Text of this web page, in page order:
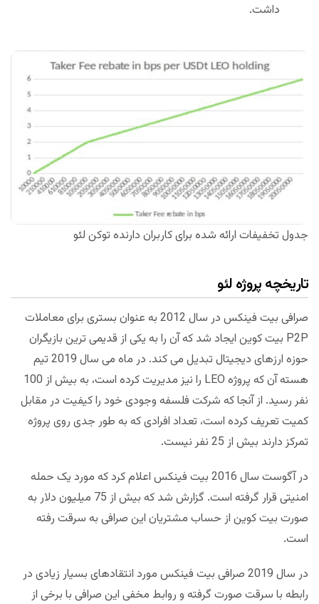
داشت.
جدول تخفیفات ارائه شده برای کاربران دارنده توکن لئو
تاریخچه پروژه لئو
صرافی بیت فینکس در سال 2012 به عنوان بستری برای معاملات
P2P بیت کوین ایجاد شد که آن را به یکی از قدیمی ترین بازیگران
حوزه ارزهای دیجیتال تبدیل می کند. در ماه می سال 2019 تیم
هسته آن که پروژه LEO را نیز مدیریت کرده است، به بیش از 100
نفر رسید. از آنجا که شرکت فلسفه وجودی خود را کیفیت در مقابل
کمیت تعریف کرده است، تعداد افرادی که به طور جدی روی پروژه
تمرکز دارند بیش از 25 نفر نیست.
در آگوست سال 2016 بیت فینکس اعلام کرد که مورد یک حمله
امنیتی قرار گرفته است. گزارش شد که بیش از 75 میلیون دلار به
صورت بیت کوین از حساب مشتریان این صرافی به سرقت رفته
است.
در سال 2019 صرافی بیت فینکس مورد انتقادهای بسیار زیادی در
رابطه با سرقت صورت گرفته و روابط مخفی این صرافی با برخی از